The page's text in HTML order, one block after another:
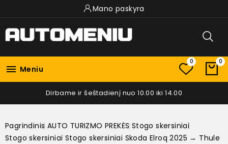
Mano paskyra
 Meniu
0 0
Dirbame ir šeštadienį nuo 10.00 iki 14.00
Pagrindinis AUTO TURIZMO PREKĖS Stogo skersiniai
Stogo skersiniai Stogo skersiniai Skoda Elroq 2025 → Thule